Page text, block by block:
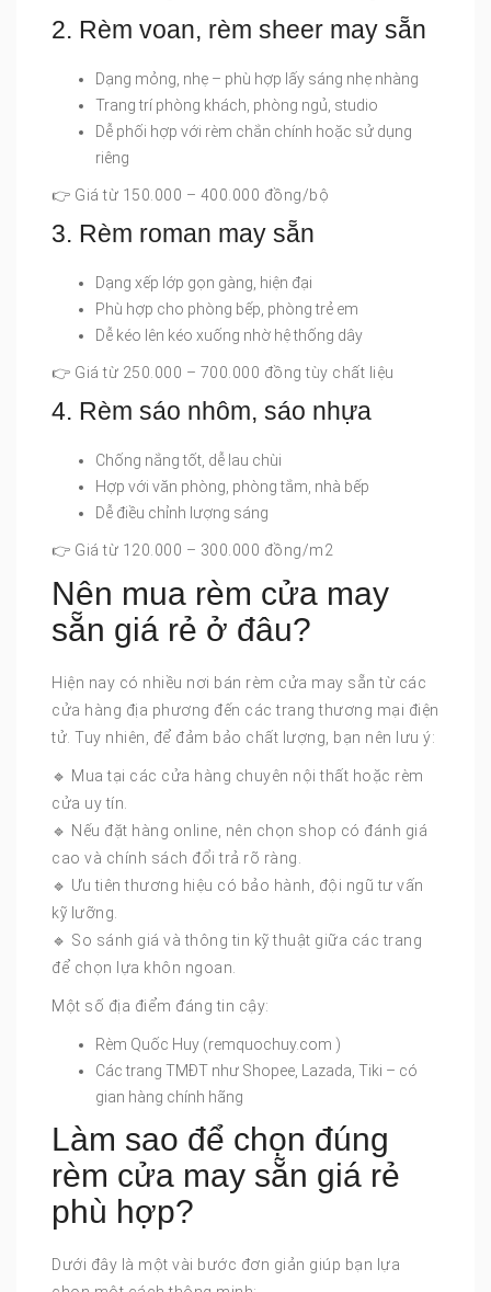
2. Rèm voan, rèm sheer may sẵn
Dạng mỏng, nhẹ – phù hợp lấy sáng nhẹ nhàng
Trang trí phòng khách, phòng ngủ, studio
Dễ phối hợp với rèm chắn chính hoặc sử dụng
riêng
👉 Giá từ 150.000 – 400.000 đồng/bộ
3. Rèm roman may sẵn
Dạng xếp lớp gọn gàng, hiện đại
Phù hợp cho phòng bếp, phòng trẻ em
Dễ kéo lên kéo xuống nhờ hệ thống dây
👉 Giá từ 250.000 – 700.000 đồng tùy chất liệu
4. Rèm sáo nhôm, sáo nhựa
Chống nắng tốt, dễ lau chùi
Hợp với văn phòng, phòng tắm, nhà bếp
Dễ điều chỉnh lượng sáng
👉 Giá từ 120.000 – 300.000 đồng/m2
Nên mua rèm cửa may
sẵn giá rẻ ở đâu?
Hiện nay có nhiều nơi bán rèm cửa may sẵn từ các
cửa hàng địa phương đến các trang thương mại điện
tử. Tuy nhiên, để đảm bảo chất lượng, bạn nên lưu ý:
🔹 Mua tại các cửa hàng chuyên nội thất hoặc rèm
cửa uy tín.
🔹 Nếu đặt hàng online, nên chọn shop có đánh giá
cao và chính sách đổi trả rõ ràng.
🔹 Ưu tiên thương hiệu có bảo hành, đội ngũ tư vấn
kỹ lưỡng.
🔹 So sánh giá và thông tin kỹ thuật giữa các trang
để chọn lựa khôn ngoan.
Một số địa điểm đáng tin cậy:
Rèm Quốc Huy (remquochuy.com )
Các trang TMĐT như Shopee, Lazada, Tiki – có
gian hàng chính hãng
Làm sao để chọn đúng
rèm cửa may sẵn giá rẻ
phù hợp?
Dưới đây là một vài bước đơn giản giúp bạn lựa